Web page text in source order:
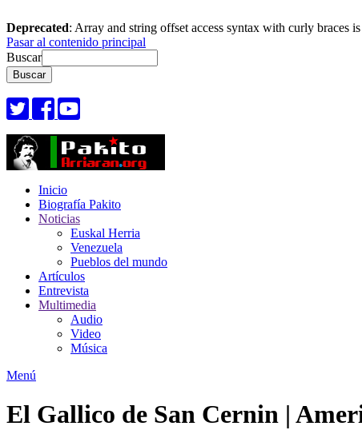
Deprecated: Array and string offset access syntax with curly braces
Pasar al contenido principal
Buscar
Inicio
Biografía Pakito
Noticias
Euskal Herria
Venezuela
Pueblos del mundo
Artículos
Entrevista
Multimedia
Audio
Video
Música
Menú
El Gallico de San Cernin |